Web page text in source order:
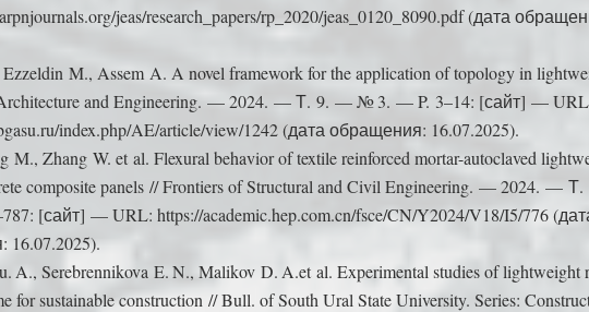
jeas/research_papers/rp_2020/jeas_0120_8090.pdf (дата
M., Assem A. A novel framework for the application of topology in
and Engineering. — 2024. — Т. 9. — № 3. — P. 3–14: [сайт] —
index.php/AE/article/view/1242 (дата обращения: 16.07.2025).
M., Zhang W. et al. Flexural behavior of textile reinforced mortar-autoclaved
composite panels // Frontiers of Structural and Civil Engineering. — 2024. —
[сайт] — URL: https://academic.hep.com.cn/fsce/CN/Y2024/V18/I5/776
A., Serebrennikova E. N., Malikov D. A.et al. Experimental studies of lightweight
for sustainable construction // Bull. of South Ural State University. Series: